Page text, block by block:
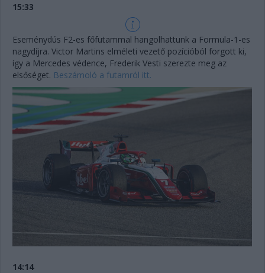
15:33
Eseménydús F2-es főfutammal hangolhattunk a Formula-1-es
nagydíjra. Victor Martins elméleti vezető pozícióból forgott ki,
így a Mercedes védence, Frederik Vesti szerezte meg az
elsőséget. Beszámoló a futamról itt.
14:14